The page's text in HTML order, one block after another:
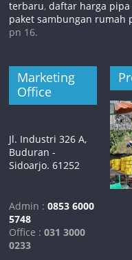
terbaru,daftar harga
paket sambungan rumah
pn 16.
Marketing
Office
Jl. Industri 326 A,
Buduran -
Sidoarjo. 61252
Admin :0853 6000
5748
Office : 031 3000
0233